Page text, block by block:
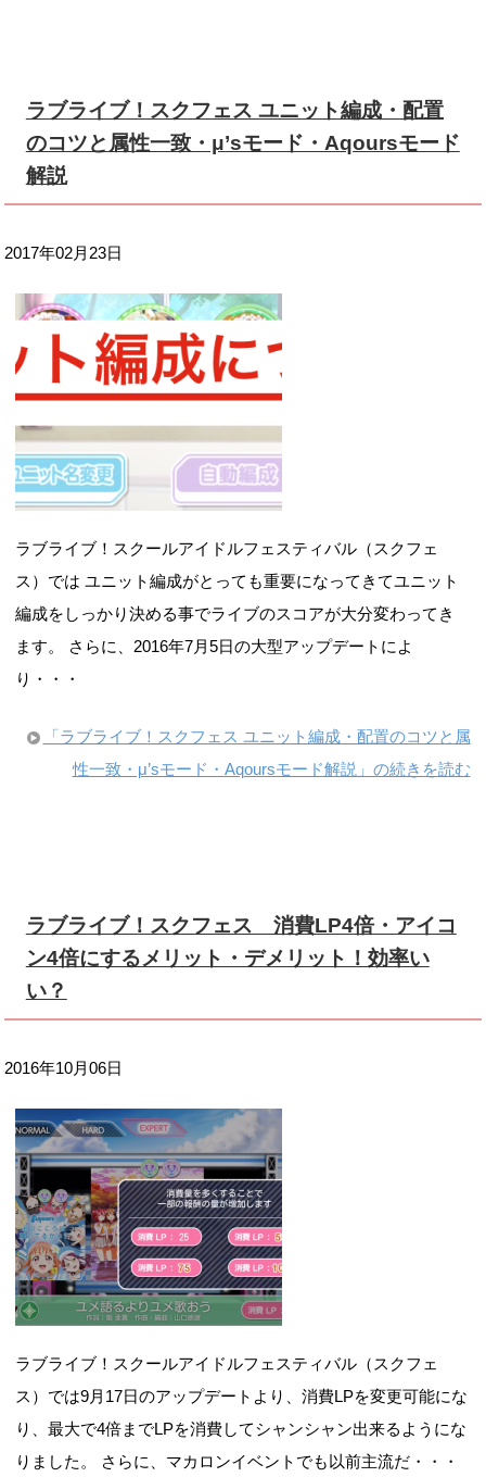
ラブライブ！スクフェス ユニット編成・配置
のコツと属性一致・μ’sモード・Aqoursモード
解説
2017年02月23日
ラブライブ！スクールアイドルフェスティバル（スクフェ
ス）では ユニット編成がとっても重要になってきてユニット
編成をしっかり決める事でライブのスコアが大分変わってき
ます。 さらに、2016年7月5日の大型アップデートによ
り・・・
「ラブライブ！スクフェス ユニット編成・配置のコツと属
性一致・μ’sモード・Aqoursモード解説」の続きを読む
ラブライブ！スクフェス 消費LP4倍・アイコ
ン4倍にするメリット・デメリット！効率い
い？
2016年10月06日
ラブライブ！スクールアイドルフェスティバル（スクフェ
ス）では9月17日のアップデートより、消費LPを変更可能にな
り、最大で4倍までLPを消費してシャンシャン出来るようにな
りました。 さらに、マカロンイベントでも以前主流だ・・・